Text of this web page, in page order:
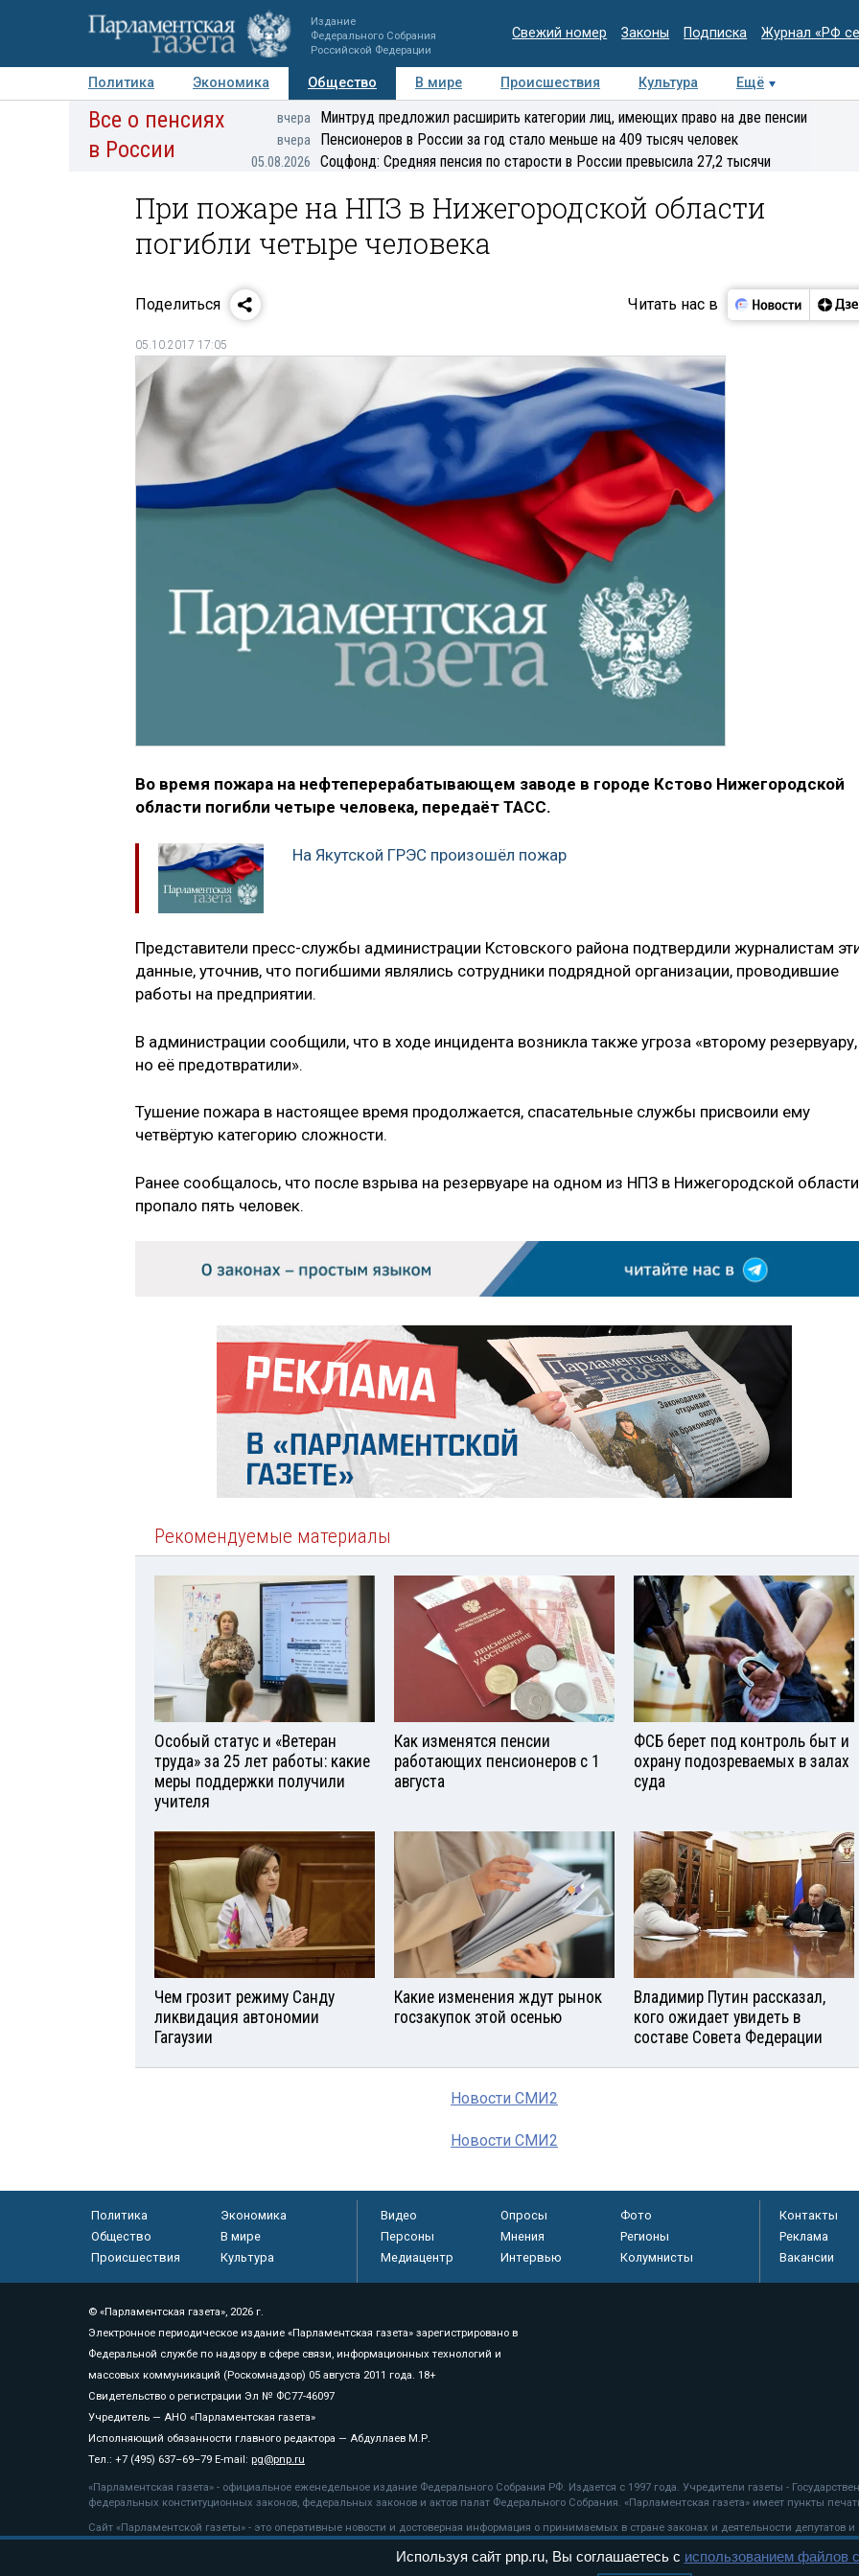
Издание
Федерального Собрания
Российской Федерации
Свежий номер Законы Подписка Журнал «РФ
Политика Экономика Общество В мире Происшествия Культура
Ещё
Авторы Персоны Мнения Регионы Медиацентр Интервью Колумнисты
Все о пенсиях
в России
вчера Минтруд предложил расширить категории лиц, имеющих право на две пенсии
вчера Пенсионеров в России за год стало меньше на 409 тысяч человек
05.08.2026 Соцфонд: Средняя пенсия по старости в России превысила 27,2 тысячи
При пожаре на НПЗ в Нижегородской области
погибли четыре человека
Поделиться Читать нас в
05.10.2017 17:05
Во время пожара на нефтеперерабатывающем заводе в городе Кстово Нижегородской
области погибли четыре человека, передаёт ТАСС.
На Якутской ГРЭС произошёл пожар
Представители пресс-службы администрации Кстовского района подтвердили журналистам
данные, уточнив, что погибшими являлись сотрудники подрядной организации, проводившие
работы на предприятии.
В администрации сообщили, что в ходе инцидента возникла также угроза «второму резервуару,
но её предотвратили».
Тушение пожара в настоящее время продолжается, спасательные службы присвоили ему
четвёртую категорию сложности.
Ранее сообщалось, что после взрыва на резервуаре на одном из НПЗ в Нижегородской области
пропало пять человек.
Рекомендуемые материалы
Особый статус и «Ветеран
труда» за 25 лет работы: какие
меры поддержки получили
учителя
Как изменятся пенсии
работающих пенсионеров с 1
августа
ФСБ берет под контроль быт и
охрану подозреваемых в залах
суда
Чем грозит режиму Санду
ликвидация автономии
Гагаузии
Какие изменения ждут рынок
госзакупок этой осенью
Владимир Путин рассказал,
кого ожидает увидеть в
составе Совета Федерации
Новости СМИ2
Новости СМИ2
Политика
Экономика
Общество
В мире
Происшествия
Культура
Видео Опросы
Фото
Персоны
Мнения
Регионы
Медиацентр
Интервью Колумнисты
Контакты
Реклама
Вакансии
© «Парламентская газета», 2026 г.
Электронное периодическое издание «Парламентская газета» зарегистрировано в
Федеральной службе по надзору в сфере связи, информационных технологий и
массовых коммуникаций (Роскомнадзор) 05 августа 2011 года. 18+
Свидетельство о регистрации Эл № ФС77-46097
Учредитель — АНО «Парламентская газета»
Исполняющий обязанности главного редактора — Абдуллаев М.Р.
Тел.: +7 (495) 637–69–79 E-mail: pg@pnp.ru
«Парламентская газета» - официальное еженедельное издание Федерального Собрания РФ. Издается с 1997 года. Учредители газеты -
федеральных конституционных законов, федеральных законов и актов палат Федерального Собрания. «Парламентская газета» имеет пункты
Сайт «Парламентской газеты» - это оперативные новости и достоверная информация о принимаемых в стране законах и деятельности депутатов
«Парламентской газеты» активная ссылка на pnp.ru обязательна.
рекомендательные технологии
Используя сайт pnp.ru, Вы соглашаетесь с использованием файлов